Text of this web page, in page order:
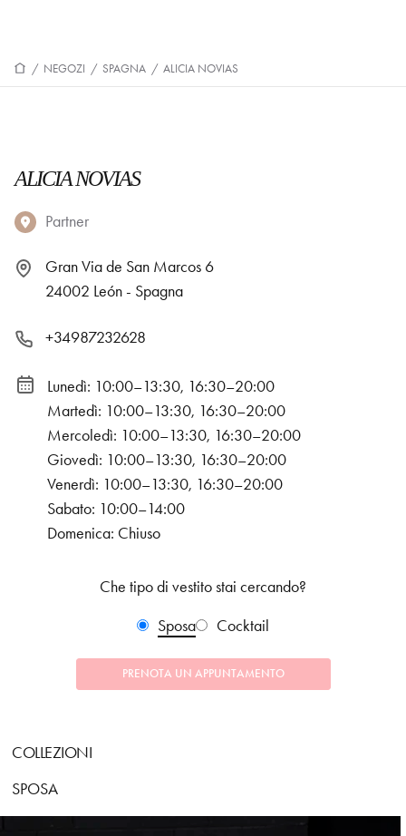
/ NEGOZI / SPAGNA / ALICIA NOVIAS
ALICIA NOVIAS
Partner
Gran Via de San Marcos 6
24002 León - Spagna
+34987232628
Lunedì: 10:00–13:30, 16:30–20:00
Martedì: 10:00–13:30, 16:30–20:00
Mercoledì: 10:00–13:30, 16:30–20:00
Giovedì: 10:00–13:30, 16:30–20:00
Venerdì: 10:00–13:30, 16:30–20:00
Sabato: 10:00–14:00
Domenica: Chiuso
Che tipo di vestito stai cercando?
Sposa
Cocktail
PRENOTA UN APPUNTAMENTO
COLLEZIONI
SPOSA